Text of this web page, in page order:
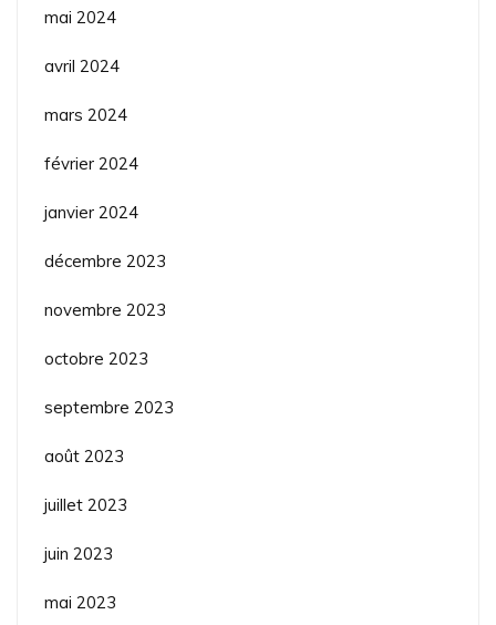
mai 2024
avril 2024
mars 2024
février 2024
janvier 2024
décembre 2023
novembre 2023
octobre 2023
septembre 2023
août 2023
juillet 2023
juin 2023
mai 2023